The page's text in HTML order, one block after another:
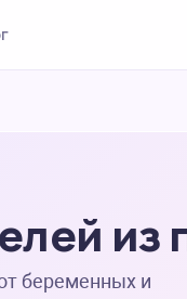
из
беременных и